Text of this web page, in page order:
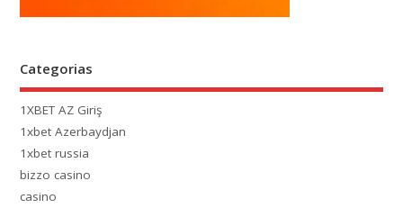
Categorias
1XBET AZ Giriş
1xbet Azerbaydjan
1xbet russia
bizzo casino
casino